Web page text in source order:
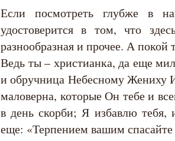
Если посмотреть глубже в
удостоверится в том, что
разнообразная и прочее. А покой
Ведь ты – христианка, да еще
и обручница Небесному Жениху
маловерна, которые Он тебе и
в день скорби; Я избавлю
еще: «Терпением вашим